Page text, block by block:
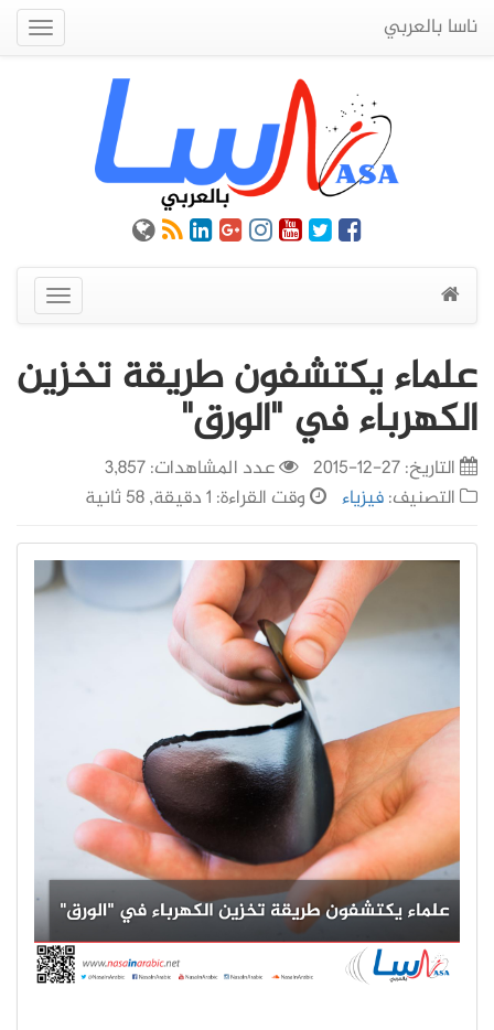
ناسا بالعربي
عرض
القائمة
علماء يكتشفون طريقة تخزين
الكهرباء في "الورق"
التاريخ:27-12-2015
عدد المشاهدات: 3,857
التصنيف:فيزياء وقت القراءة: 1 دقيقة, 58 ثانية